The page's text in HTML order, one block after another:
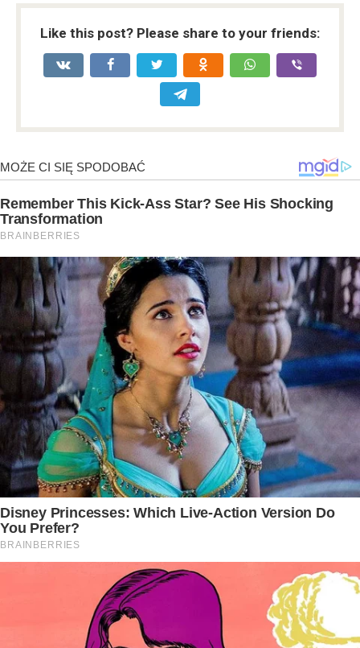
Like this post? Please share to your friends: